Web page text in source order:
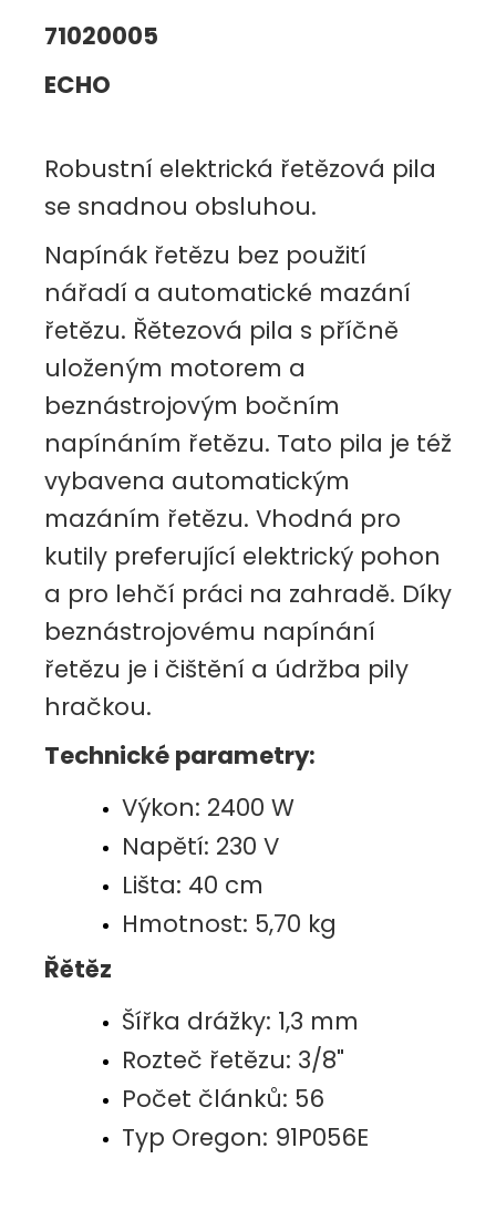
71020005
ECHO
Robustní elektrická řetězová pila
se snadnou obsluhou.
Napínák řetězu bez použití
nářadí a automatické mazání
řetězu. Řětezová pila s příčně
uloženým motorem a
beznástrojovým bočním
napínáním řetězu. Tato pila je též
vybavena automatickým
mazáním řetězu. Vhodná pro
kutily preferující elektrický pohon
a pro lehčí práci na zahradě. Díky
beznástrojovému napínání
řetězu je i čištění a údržba pily
hračkou.
Technické parametry:
Výkon: 2400 W
Napětí: 230 V
Lišta: 40 cm
Hmotnost: 5,70 kg
Řětěz
Šířka drážky: 1,3 mm
Rozteč řetězu: 3/8"
Počet článků: 56
Typ Oregon: 91P056E